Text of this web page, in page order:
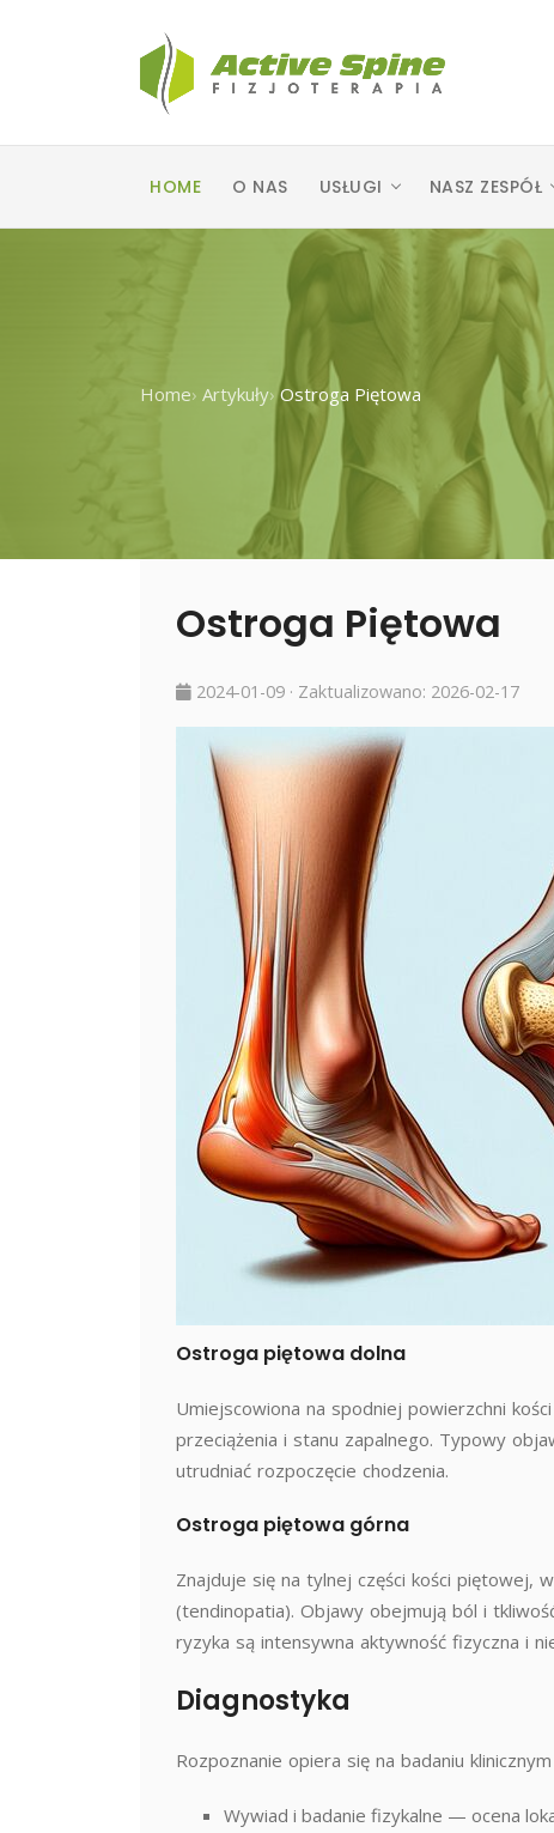
HOME O NAS USŁUGI NASZ ZESPÓŁ
Home› Artykuły›Ostroga Piętowa
Ostroga Piętowa
2024-01-09 · Zaktualizowano: 2026-02-17
Ostroga piętowa dolna
Umiejscowiona na spodniej powierzchni
przeciążenia i stanu zapalnego. Typowy
utrudniać rozpoczęcie chodzenia.
Ostroga piętowa górna
Znajduje się na tylnej części kości piętowej,
(tendinopatia). Objawy obejmują ból i
ryzyka są intensywna aktywność fizyczna i
Diagnostyka
Rozpoznanie opiera się na badaniu
Wywiad i badanie fizykalne — ocena